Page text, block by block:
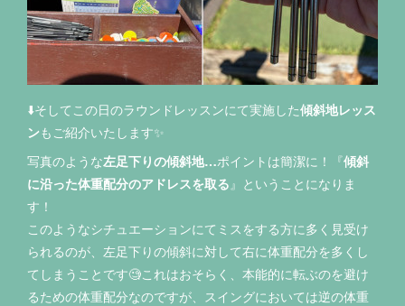
⬇️そしてこの日のラウンドレッスンにて実施した傾斜地レッス
ンもご紹介いたします✨
写真のような左足下りの傾斜地…ポイントは簡潔に！『傾斜
に沿った体重配分のアドレスを取る』ということになりま
す！
このようなシチュエーションにてミスをする方に多く見受け
られるのが、左足下りの傾斜に対して右に体重配分を多くし
てしまうことです🧐これはおそらく、本能的に転ぶのを避け
るための体重配分なのですが、スイングにおいては逆の体重